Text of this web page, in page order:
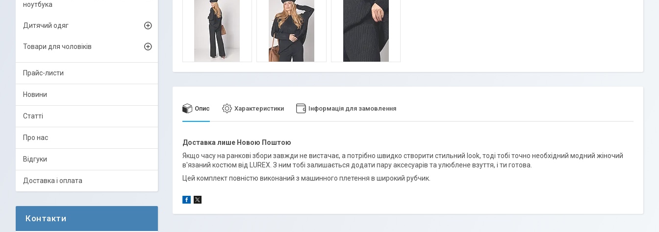
Опис Характеристики Інформація для замовлення
Доставка лише Новою Поштою
Якщо часу на ранкові збори завжди не вистачає, а потрібно швидко створити стильний look, тоді тобі точно необхідний модний жіночий
в'язаний костюм від LUREX. З ним тобі залишається додати пару аксесуарів та улюблене взуття, і ти готова.
Цей комплект повністю виконаний з машинного плетення в широкий рубчик.
ноутбука
Дитячий одяг
Товари для чоловіків
Прайс-листи
Новини
Статті
Про нас
Відгуки
Доставка і оплата